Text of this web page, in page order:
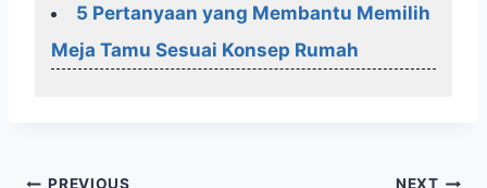
5 Pertanyaan yang Membantu Memilih
Meja Tamu Sesuai Konsep Rumah
PREVIOUS NEXT